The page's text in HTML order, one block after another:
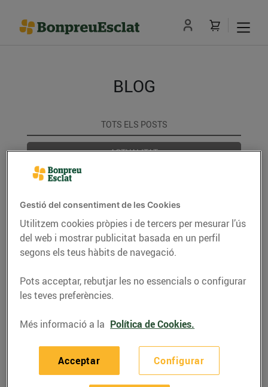
BLOG
TOTS ELS POSTS
ACTUALITAT
CONSELLS I HÀBITS SALUDABLES
ENERGIA
GASTRONOMIA I TRADICIONS
Gestió del consentiment de les Cookies
Utilitzem cookies pròpies i de tercers per mesurar l’ús
del web i mostrar publicitat basada en un perfil
segons els teus hàbits de navegació.
Pots acceptar, rebutjar les no essencials o configurar
les teves preferències.
Més informació a la Política de Cookies.
Configurar
Acceptar